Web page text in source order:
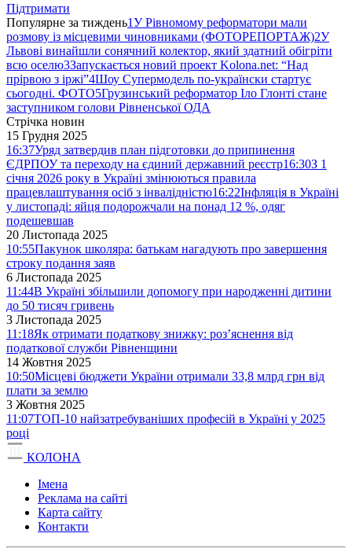
Підтримати
Популярне за тиждень1У Рівномому реформатори мали
розмову із місцевими чиновниками (ФОТОРЕПОРТАЖ)2У
Львові винайшли сонячний колектор, який здатний обігріти
всю оселю3Запускається новий проект Kolona.net: “Над
прірвою з іржі”4Шоу Супермодель по-українски стартує
сьогодні. ФОТО5Грузинський реформатор Іло Глонті стане
заступником голови Рівненської ОДА
Стрічка новин
15 Грудня 2025
16:37Уряд затвердив план підготовки до припинення
ЄДРПОУ та переходу на єдиний державний реєстр16:30З 1
січня 2026 року в Україні змінюються правила
працевлаштування осіб з інвалідністю16:22Інфляція в Україні
у листопаді: яйця подорожчали на понад 12 %, одяг
подешевшав
20 Листопада 2025
10:55Пакунок школяра: батькам нагадують про завершення
строку подання заяв
6 Листопада 2025
11:44В Україні збільшили допомогу при народженні дитини
до 50 тисяч гривень
3 Листопада 2025
11:18Як отримати податкову знижку: роз’яснення від
податкової служби Рівненщини
14 Жовтня 2025
10:50Місцеві бюджети України отримали 33,8 млрд грн від
плати за землю
3 Жовтня 2025
11:07ТОП-10 найзатребуваніших професій в Україні у 2025
році
КОЛОНА
Імена
Реклама на сайті
Карта сайту
Контакти